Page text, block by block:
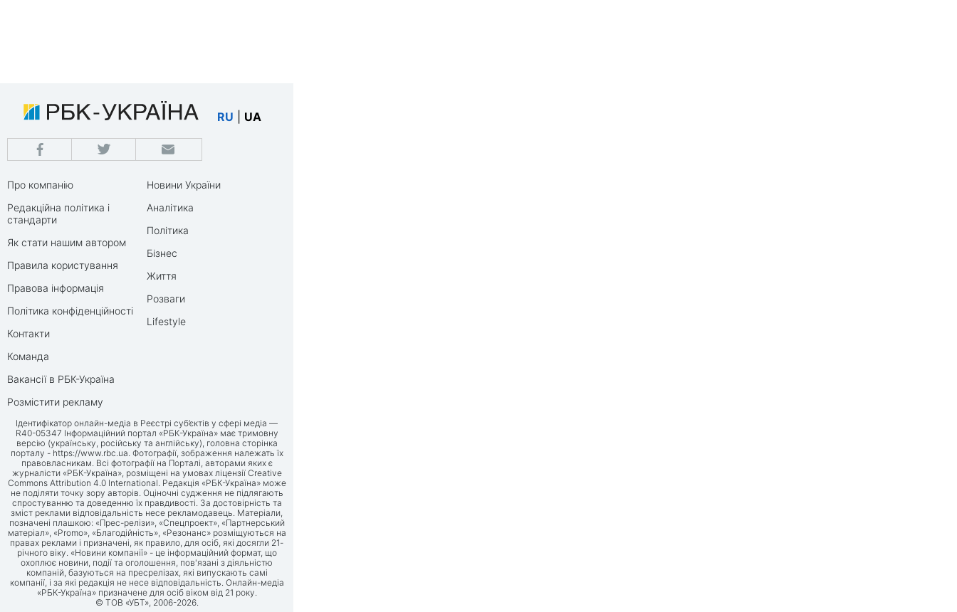
RU UA
Про компанію
Редакційна політика і
стандарти
Як стати нашим автором
Правила користування
Правова інформація
Політика конфіденційності
Контакти
Команда
Вакансії в РБК-Україна
Розмістити рекламу
Новини України
Аналітика
Політика
Бізнес
Життя
Розваги
Lifestyle
Ідентифікатор онлайн-медіа в Реєстрі суб’єктів у сфері медіа —
R40-05347 Інформаційний портал «РБК-Україна» має тримовну
версію (українську, російську та англійську), головна сторінка
порталу - https://www.rbc.ua. Фотографії, зображення належать їх
правовласникам. Всі фотографії на Порталі, авторами яких є
журналісти «РБК-Україна», розміщені на умовах ліцензії Creative
Commons Attribution 4.0 International. Редакція «РБК-Україна» може
не поділяти точку зору авторів. Оціночні судження не підлягають
спростуванню та доведенню їх правдивості. За достовірність та
зміст реклами відповідальність несе рекламодавець. Матеріали,
позначені плашкою: «Прес-релізи», «Спецпроект», «Партнерський
матеріал», «Promo», «Благодійність», «Резонанс» розміщуються на
правах реклами і призначені, як правило, для осіб, які досягли 21-
річного віку. «Новини компанії» - це інформаційний формат, що
охоплює новини, події та оголошення, пов'язані з діяльністю
компаній, базуються на пресрелізах, які випускають самі
компанії, і за які редакція не несе відповідальність. Онлайн-медіа
«РБК-Україна» призначене для осіб віком від 21 року.
© ТОВ «УБТ», 2006-2026.